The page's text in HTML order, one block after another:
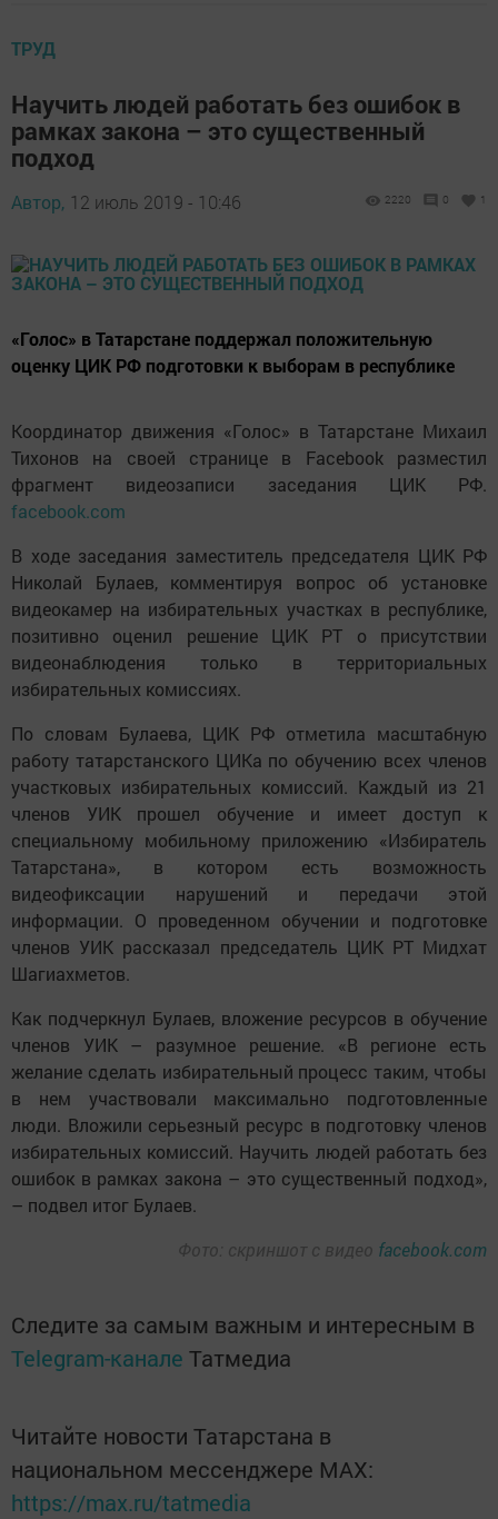
ТРУД
Научить людей работать без ошибок в
рамках закона – это существенный
подход
Автор, 12 июль 2019 - 10:46 2220 0 1
«Голос» в Татарстане поддержал положительную
оценку ЦИК РФ подготовки к выборам в республике
Координатор движения «Голос» в Татарстане Михаил
Тихонов на своей странице в Facebook разместил
фрагмент видеозаписи заседания ЦИК РФ.
facebook.com
В ходе заседания заместитель председателя ЦИК РФ
Николай Булаев, комментируя вопрос об установке
видеокамер на избирательных участках в республике,
позитивно оценил решение ЦИК РТ о присутствии
видеонаблюдения только в территориальных
избирательных комиссиях.
По словам Булаева, ЦИК РФ отметила масштабную
работу татарстанского ЦИКа по обучению всех членов
участковых избирательных комиссий. Каждый из 21
членов УИК прошел обучение и имеет доступ к
специальному мобильному приложению «Избиратель
Татарстана», в котором есть возможность
видеофиксации нарушений и передачи этой
информации. О проведенном обучении и подготовке
членов УИК рассказал председатель ЦИК РТ Мидхат
Шагиахметов.
Как подчеркнул Булаев, вложение ресурсов в обучение
членов УИК – разумное решение. «В регионе есть
желание сделать избирательный процесс таким, чтобы
в нем участвовали максимально подготовленные
люди. Вложили серьезный ресурс в подготовку членов
избирательных комиссий. Научить людей работать без
ошибок в рамках закона – это существенный подход»,
– подвел итог Булаев.
Фото: скриншот с видео facebook.com
Следите за самым важным и интересным в
Telegram-канале Татмедиа
Читайте новости Татарстана в
национальном мессенджере MАХ:
https://max.ru/tatmedia